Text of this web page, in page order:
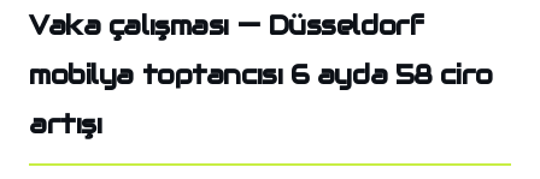
Vaka çalışması — Düsseldorf
mobilya toptancısı 6 ayda 58 ciro
artışı